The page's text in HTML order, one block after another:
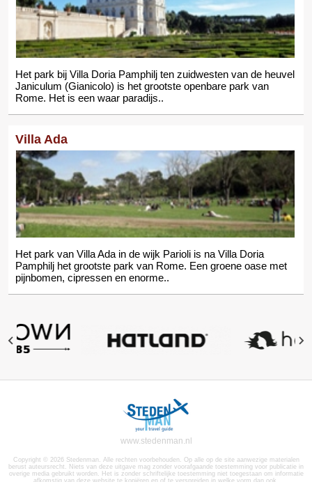
Het park bij Villa Doria Pamphilj ten zuidwesten van de heuvel
Janiculum (Gianicolo) is het grootste openbare park van
Rome. Het is een waar paradijs..
Villa Ada
Het park van Villa Ada in de wijk Parioli is na Villa Doria
Pamphilj het grootste park van Rome. Een groene oase met
pijnbomen, cipressen en enorme..
www.stedenman.nl
Copyright © 2026 Stedenman. Alle rechten voorbehouden. Op alle op de site aanwezige materialen
berust auteursrecht. Niets van deze uitgave mag zonder voorafgaande toestemming voor publicatie in
overige media gebruikt worden. Het is zonder schriftelijke toestemming niet toegestaan om informatie
afkomstig van deze website te kopiëren en of te verspreiden in welke vorm dan ook.